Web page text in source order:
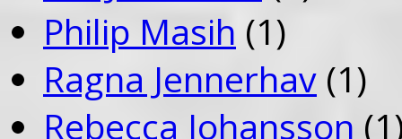
Philip Masih (1)
Ragna Jennerhav (1)
Rebecca Johansson